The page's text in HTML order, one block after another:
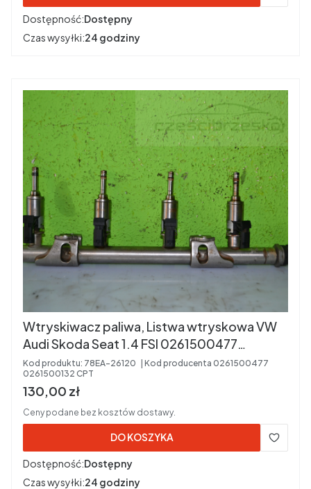
Dostępność:Dostępny
Czas wysyłki:24 godziny
Wtryskiwacz paliwa, Listwa wtryskowa VW
Audi Skoda Seat 1.4 FSI 0261500477
0261500132 Kod silnika: CPT
Kod produktu: 78EA-26120 Kod producenta 0261500477
0261500132 CPT
Cena brutto
130,00 zł
Ceny podane bez kosztów dostawy.
DO KOSZYKA
Dostępność:Dostępny
Czas wysyłki:24 godziny